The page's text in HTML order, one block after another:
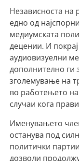
Независноста на
едно од
медиумската
децении. И
аудиовизуелни
дополнително ги
зголемување на
во работењето
случаи кога
Именувањето
останува под
политички
дозволи